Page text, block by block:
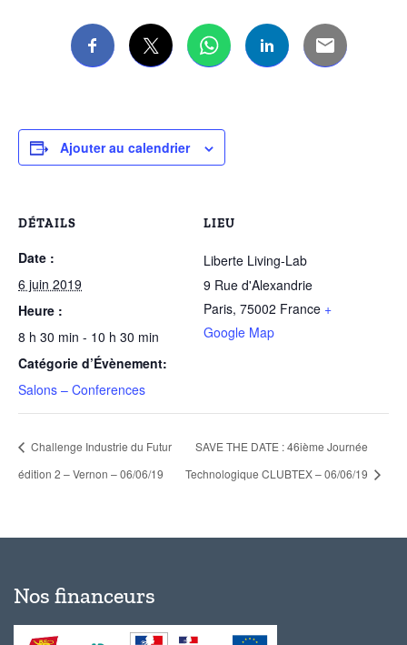
Ajouter au calendrier
DÉTAILS
Date :
6 juin 2019
Heure :
8 h 30 min - 10 h 30 min
Catégorie d’Évènement:
Salons – Conferences
LIEU
Liberte Living-Lab
9 Rue d'Alexandrie
Paris, 75002 France +
Google Map
Challenge Industrie du Futur
édition 2 – Vernon – 06/06/19
SAVE THE DATE : 46ième Journée
Technologique CLUBTEX – 06/06/19
Nos financeurs